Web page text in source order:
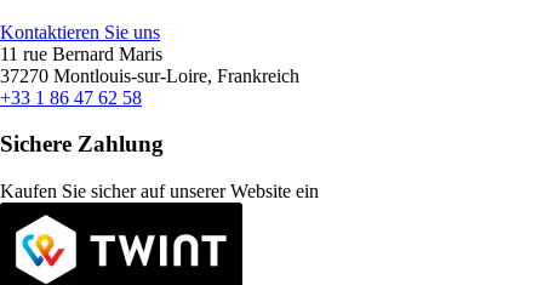
Kontaktieren Sie uns
11 rue Bernard Maris
37270 Montlouis-sur-Loire, Frankreich
+33 1 86 47 62 58
Sichere Zahlung
Kaufen Sie sicher auf unserer Website ein